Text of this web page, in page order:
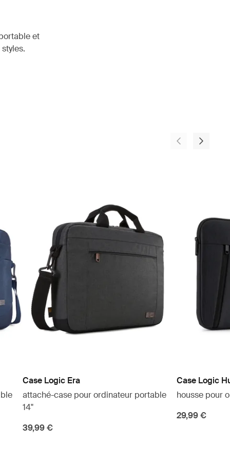
et
Case Logic Era
attaché-case pour ordinateur portable
14"
39,99 €
Case Logic
housse pour
29,99 €